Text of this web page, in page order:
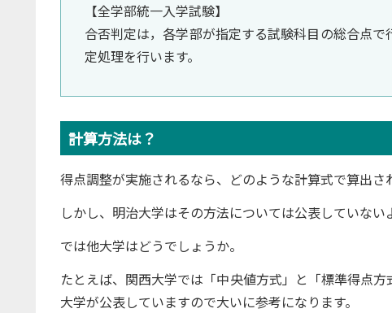
【全学部統一入学試験】
合否判定は，各学部が指定する試験科目の総合点
定処理を行います。
計算方法は？
得点調整が実施されるなら、どのような計算式で算出さ
しかし、明治大学はその方法については公表していない
では他大学はどうでしょうか。
たとえば、関西大学では「中央値方式」と「標準得点
大学が公表していますので大いに参考になります。